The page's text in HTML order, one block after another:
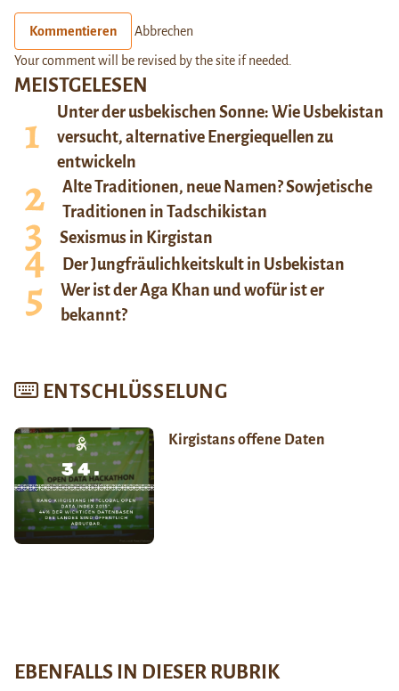
MEISTGELESEN
Unter der usbekischen Sonne: Wie Usbekistan
versucht, alternative Energiequellen zu
entwickeln
Alte Traditionen, neue Namen? Sowjetische
Traditionen in Tadschikistan
Sexismus in Kirgistan
Der Jungfräulichkeitskult in Usbekistan
Wer ist der Aga Khan und wofür ist er
bekannt?
ENTSCHLÜSSELUNG
Kirgistans offene Daten
Kommentieren Abbrechen
Your comment will be revised by the site if needed.
EBENFALLS IN DIESER RUBRIK